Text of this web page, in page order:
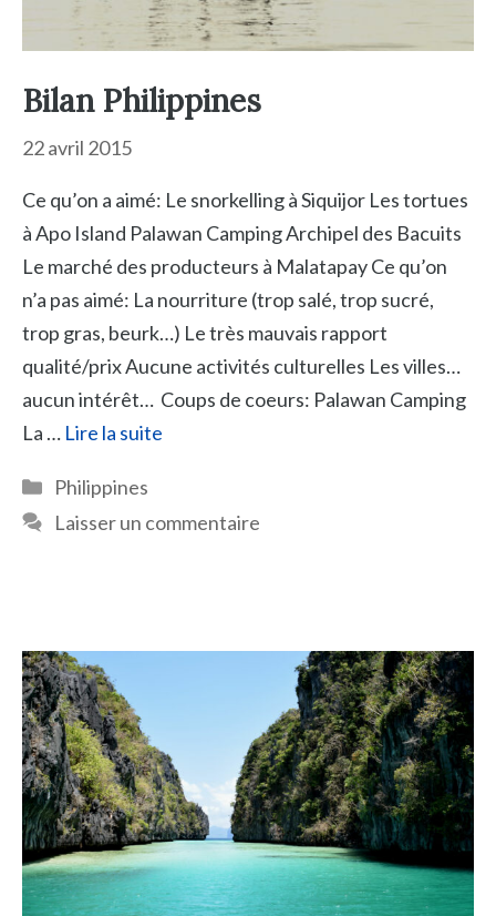
Bilan Philippines
22 avril 2015
Ce qu’on a aimé: Le snorkelling à Siquijor Les tortues
à Apo Island Palawan Camping Archipel des Bacuits
Le marché des producteurs à Malatapay Ce qu’on
n’a pas aimé: La nourriture (trop salé, trop sucré,
trop gras, beurk…) Le très mauvais rapport
qualité/prix Aucune activités culturelles Les villes…
aucun intérêt… Coups de coeurs: Palawan Camping
La … Lire la suite
Catégories
Philippines
Laisser un commentaire